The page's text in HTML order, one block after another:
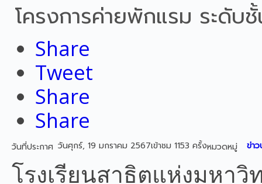
โครงการค่ายพักแรม ระดับ
Share
Tweet
Share
Share
วันที่ประกาศ วันศุกร์, 19 มกราคม 2567เข้าชม 1153 ครั้งหมวดหมู่ ข่า
โรงเรียนสาธิตแห่งมหาวิ